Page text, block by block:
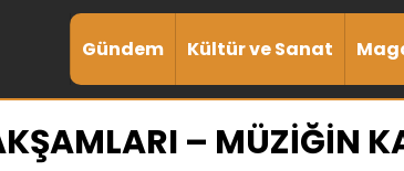
Gündem Kültür ve Sanat
– MÜZİĞİN